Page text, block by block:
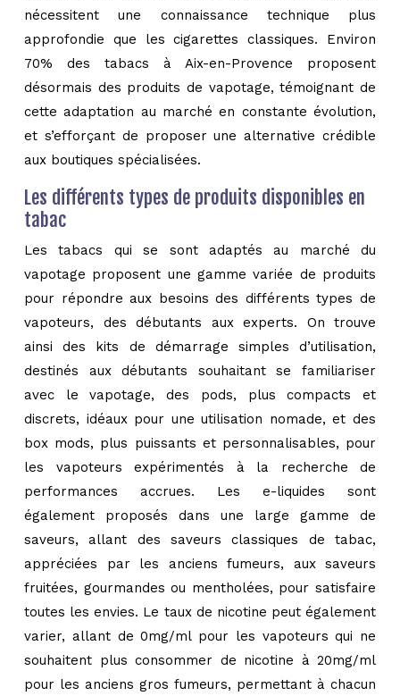
nécessitent une connaissance technique plus
approfondie que les cigarettes classiques. Environ
70% des tabacs à Aix-en-Provence proposent
désormais des produits de vapotage, témoignant de
cette adaptation au marché en constante évolution,
et s’efforçant de proposer une alternative crédible
aux boutiques spécialisées.
Les différents types de produits disponibles en
tabac
Les tabacs qui se sont adaptés au marché du
vapotage proposent une gamme variée de produits
pour répondre aux besoins des différents types de
vapoteurs, des débutants aux experts. On trouve
ainsi des kits de démarrage simples d’utilisation,
destinés aux débutants souhaitant se familiariser
avec le vapotage, des pods, plus compacts et
discrets, idéaux pour une utilisation nomade, et des
box mods, plus puissants et personnalisables, pour
les vapoteurs expérimentés à la recherche de
performances accrues. Les e-liquides sont
également proposés dans une large gamme de
saveurs, allant des saveurs classiques de tabac,
appréciées par les anciens fumeurs, aux saveurs
fruitées, gourmandes ou mentholées, pour satisfaire
toutes les envies. Le taux de nicotine peut également
varier, allant de 0mg/ml pour les vapoteurs qui ne
souhaitent plus consommer de nicotine à 20mg/ml
pour les anciens gros fumeurs, permettant à chacun